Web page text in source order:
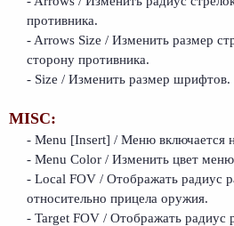
противника.
- Arrows Size / Изменить размер
сторону противника.
- Size / Изменить размер шрифтов.
MISC:
- Menu [Insert] / Меню включается
- Menu Color / Изменить цвет
- Local FOV / Отображать радиус
относительно прицела оружия.
- Target FOV / Отображать радиус